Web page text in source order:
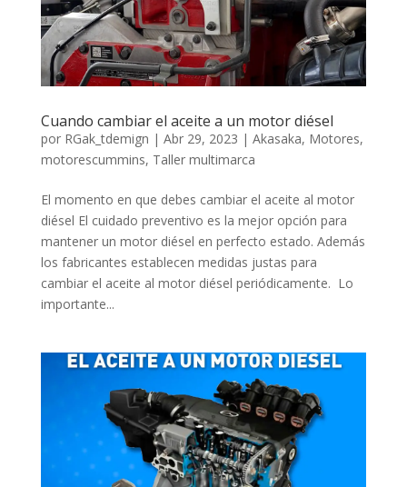
Cuando cambiar el aceite a un motor diésel
por RGak_tdemign | Abr 29, 2023 | Akasaka, Motores,
motorescummins, Taller multimarca
El momento en que debes cambiar el aceite al motor
diésel El cuidado preventivo es la mejor opción para
mantener un motor diésel en perfecto estado. Además
los fabricantes establecen medidas justas para
cambiar el aceite al motor diésel periódicamente. Lo
importante...